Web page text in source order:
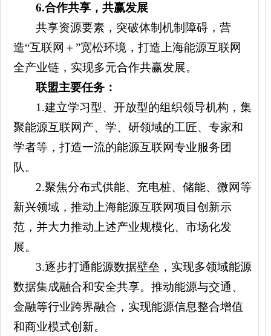
6.合作共享，共赢发展
共享资源要素，突破体制机制障碍，营
造“互联网＋”宽松环境，打造上海能源互联网
全产业链，实现多元合作共赢发展。
联盟主要任务：
1.建立学习型、开放型的组织领导机构，集
聚能源互联网产、学、研领域的工匠、专家和
学者等，打造一流的能源互联网专业服务团
队。
2.聚焦分布式供能、充电桩、储能、微网等
新兴领域，推动上海能源互联网项目创新示
范，并大力推动上述产业规模化、市场化发
展。
3.逐步打通能源数据壁垒，实现多领域能源
数据集成融合和安全共享。推动能源与交通、
金融等行业跨界融合，实现能源信息整合增值
和商业模式创新。